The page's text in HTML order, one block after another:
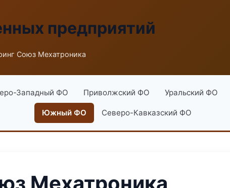
предприятий
Союз Мехатроника
Западный ФО Приволжский ФО Уральский ФО
Южный ФО Северо-Кавказский ФО